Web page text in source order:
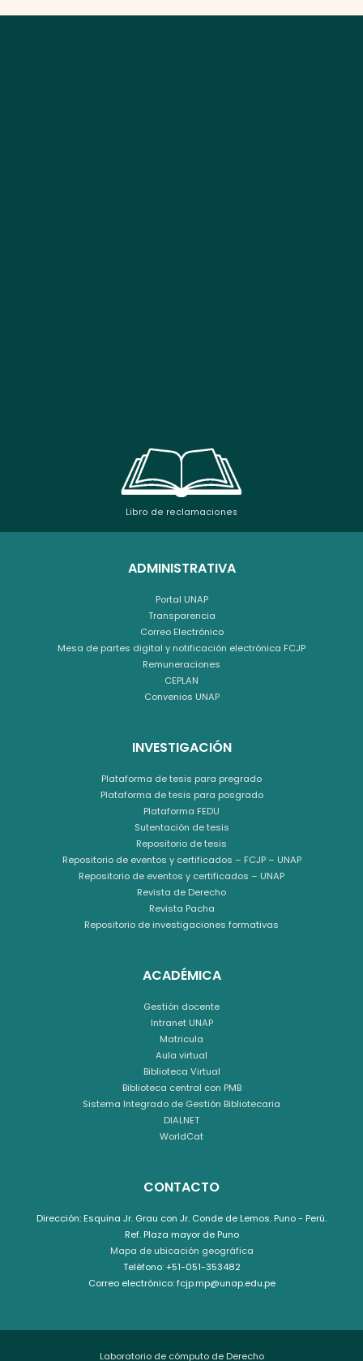
Libro de reclamaciones
ADMINISTRATIVA
Portal UNAP
Transparencia
Correo Electrónico
Mesa de partes digital y notificación electrónica FCJP
Remuneraciones
CEPLAN
Convenios UNAP
INVESTIGACIÓN
Plataforma de tesis para pregrado
Plataforma de tesis para posgrado
Plataforma FEDU
Sutentación de tesis
Repositorio de tesis
Repositorio de eventos y certificados – FCJP – UNAP
Repositorio de eventos y certificados – UNAP
Revista de Derecho
Revista Pacha
Repositorio de investigaciones formativas
ACADÉMICA
Gestión docente
Intranet UNAP
Matricula
Aula virtual
Biblioteca Virtual
Biblioteca central con PMB
Sistema Integrado de Gestión Bibliotecaria
DIALNET
WorldCat
CONTACTO
Dirección: Esquina Jr. Grau con Jr. Conde de Lemos. Puno - Perú.
Ref. Plaza mayor de Puno
Mapa de ubicación geográfica
Teléfono: +51-051-353482
Correo electrónico: fcjp.mp@unap.edu.pe
Laboratorio de cómputo de Derecho